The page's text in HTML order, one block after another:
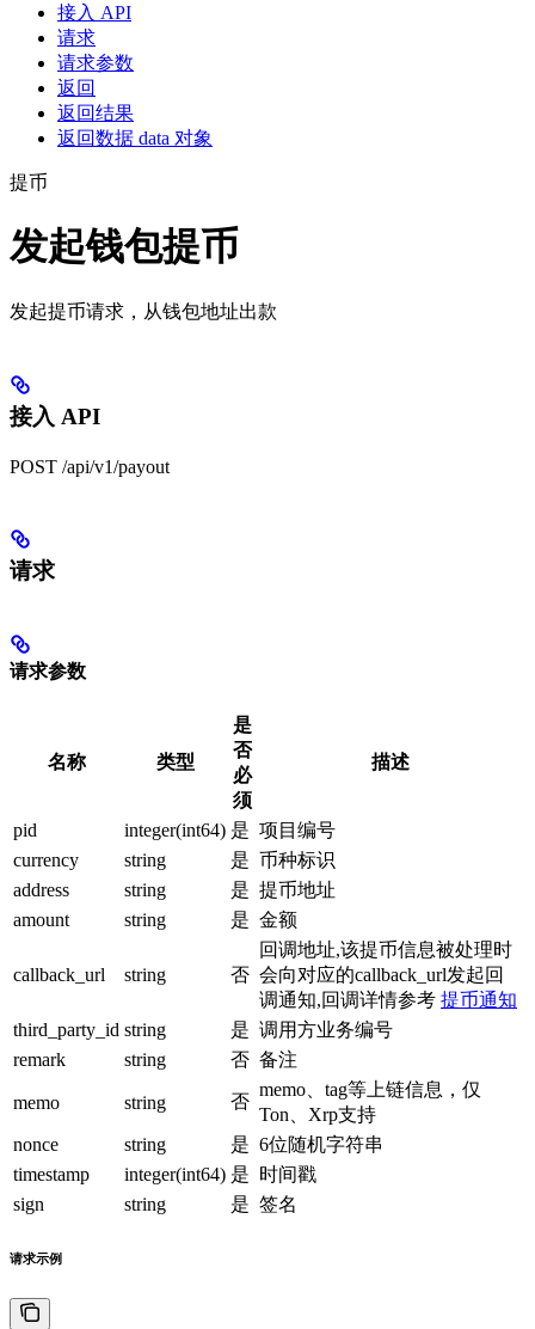
接入 API
请求
请求参数
返回
返回结果
返回数据 data 对象
提币
发起钱包提币
发起提币请求，从钱包地址出款
接入 API
POST /api/v1/payout
请求
请求参数
名称 类型
是
否
必
须
描述
pid integer(int64) 是 项目编号
currency
string 是 币种标识
address
string 是 提币地址
amount
string 是 金额
callback_url string 否
回调地址,该提币信息被处理时
会向对应的callback_url发起回
调通知,回调详情参考 提币通知
third_party_id string 是 调用方业务编号
remark
string 否 备注
memo string 否
memo、tag等上链信息，仅
Ton、Xrp支持
nonce
string 是 6位随机字符串
timestamp
integer(int64) 是 时间戳
sign
string 是 签名
请求示例